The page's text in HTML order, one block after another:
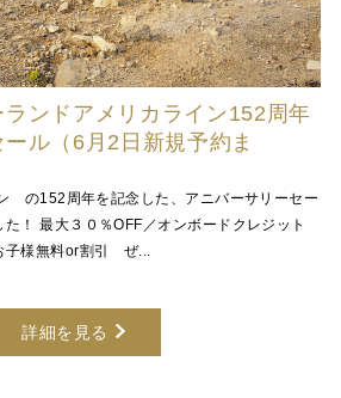
ランドアメリカライン152周年
ル（6月2日新規予約ま
の152周年を記念した、アニバーサリーセー
！ 最大３０％OFF／オンボードクレジット
子様無料or割引 ぜ...
詳細を見る